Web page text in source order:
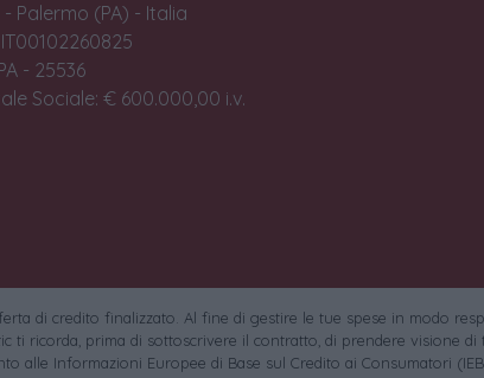
- Palermo (PA) - Italia
IT00102260825
- 25536
Sociale: € 600.000,00 i.v.
di credito finalizzato. Al fine di gestire le tue spese in modo
ti ricorda, prima di sottoscrivere il contratto, di prendere visione di
alle Informazioni Europee di Base sul Credito ai Consumatori